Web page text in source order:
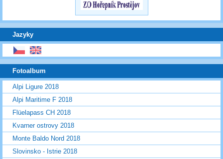
Jazyky
Fotoalbum
Alpi Ligure 2018
Alpi Maritime F 2018
Flüelapass CH 2018
Kvarner ostrovy 2018
Monte Baldo Nord 2018
Slovinsko - Istrie 2018